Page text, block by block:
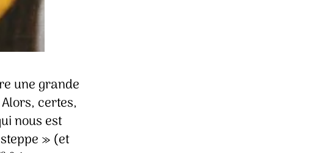
une grande
certes,
nous est
» (et